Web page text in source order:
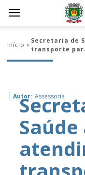
Início
Secretaria de
transporte
Autor: Assessoria